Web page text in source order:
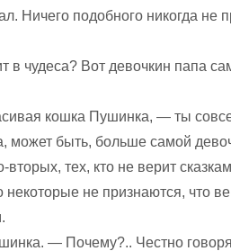
Ничего подобного никогда не
в чудеса? Вот девочкин папа
кошка Пушинка, — ты
может быть, больше самой
тех, кто не верит
некоторые не признаются, что
— Почему?.. Честно